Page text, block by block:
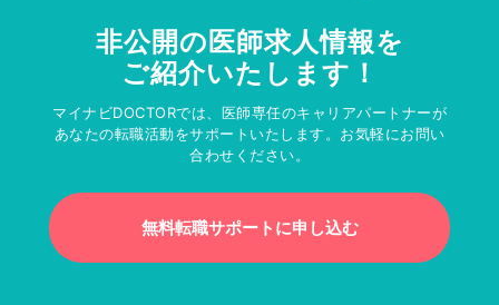
非公開の医師求人情報を
ご紹介いたします！
マイナビDOCTORでは、医師専任のキャリアパートナーが
あなたの転職活動をサポートいたします。お気軽にお問い
合わせください。
無料転職サポートに申し込む